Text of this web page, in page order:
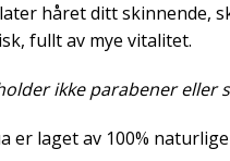
håret ditt skinnende,
fullt av mye vitalitet.
ikke parabener eller
er laget av 100%